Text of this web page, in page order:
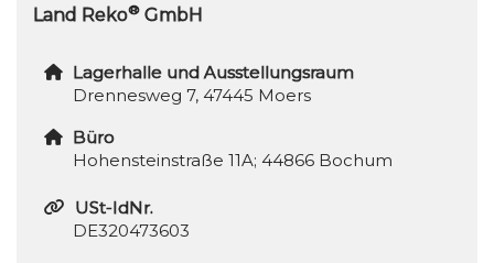
Land Reko® GmbH
Lagerhalle und Ausstellungsraum
Drennesweg 7, 47445 Moers
Büro
Hohensteinstraße 11A; 44866 Bochum
USt-IdNr.
DE320473603